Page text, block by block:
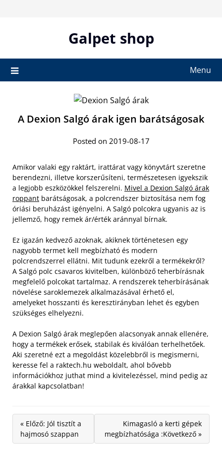
Galpet shop
Menu
A Dexion Salgó árak igen barátságosak
Posted on 2019-08-17
Amikor valaki egy raktárt, irattárat vagy könyvtárt szeretne
berendezni, illetve korszerűsíteni, természetesen igyekszik
a legjobb eszközökkel felszerelni. Mivel a Dexion Salgó árak
roppant barátságosak, a polcrendszer biztosítása nem fog
óriási beruházást igényelni. A Salgó polcokra ugyanis az is
jellemző, hogy remek ár/érték aránnyal bírnak.
Ez igazán kedvező azoknak, akiknek történetesen egy
nagyobb termet kell megbízható és modern
polcrendszerrel ellátni. Mit tudunk ezekről a termékekről?
A Salgó polc csavaros kivitelben, különböző teherbírásnak
megfelelő polcokat tartalmaz. A rendszerek teherbírásának
növelése saroklemezek alkalmazásával érhető el,
amelyeket hosszanti és keresztirányban lehet és egyben
szükséges elhelyezni.
A Dexion Salgó árak meglepően alacsonyak annak ellenére,
hogy a termékek erősek, stabilak és kiválóan terhelhetőek.
Aki szeretné ezt a megoldást közelebbről is megismerni,
keresse fel a raktech.hu weboldalt, ahol bővebb
információkhoz juthat mind a kivitelezéssel, mind pedig az
árakkal kapcsolatban!
« Előző: Jól tisztít a
hajmosó szappan
Kimagasló a kerti gépek
megbízhatósága :Következő »